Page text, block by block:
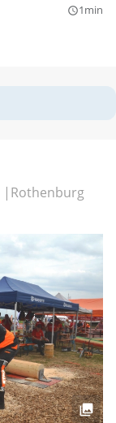
query_builder1min
Rothenburg